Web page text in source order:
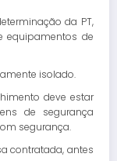
da PT,
equipamentos de
isolado.
deve estar
de segurança
segurança.
contratada, antes